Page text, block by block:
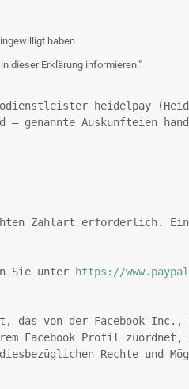
haben
dieser Erklärung informieren."
heidelpay
genannte Auskunfteien
Zahlart erforderlich.
Sie unter
https://
das von der Facebook
Facebook Profil
Rechte